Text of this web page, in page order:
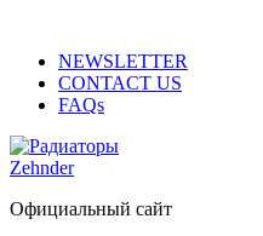
NEWSLETTER
CONTACT US
FAQs
Официальный сайт